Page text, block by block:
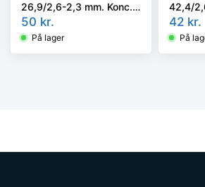
26,9/2,6-2,3 mm. Konc.
Slyngr. Faset, Kval.
P235GH, EN 10253-
50 kr.
På lager
42,4/
Slyngr.
42 kr.
På